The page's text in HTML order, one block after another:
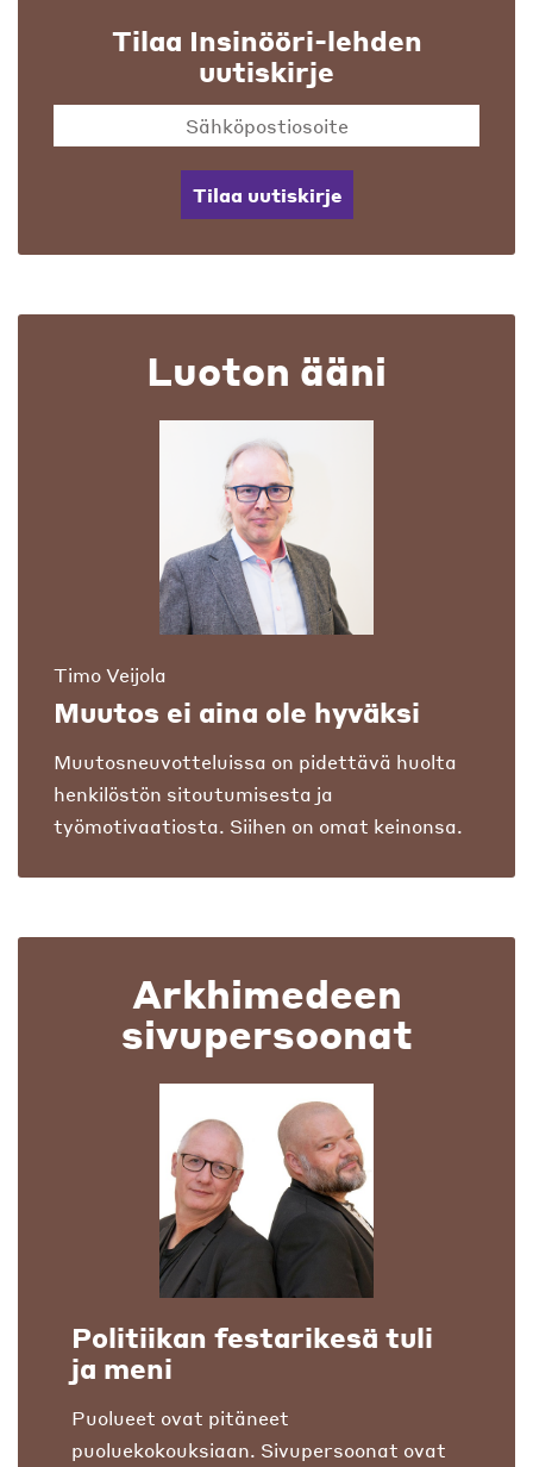
Tilaa Insinööri-lehden
uutiskirje
Tilaa uutiskirje
Luoton ääni
Timo Veijola
Muutos ei aina ole hyväksi
Muutosneuvotteluissa on pidettävä huolta
henkilöstön sitoutumisesta ja
työmotivaatiosta. Siihen on omat keinonsa.
Arkhimedeen
sivupersoonat
Politiikan festarikesä tuli
ja meni
Puolueet ovat pitäneet
puoluekokouksiaan. Sivupersoonat ovat